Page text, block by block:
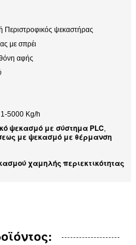
Περιστροφικός ψεκαστήρας
με σπρέι
αφής
1-5000 Kg/h
ψεκασμό με σύστημα PLC,
με ψεκασμό με θέρμανση
χαμηλής περιεκτικότητας